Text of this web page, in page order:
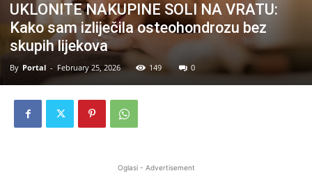
UKLONITE NAKUPINE SOLI NA VRATU:
Kako sam izliječila osteohondrozu bez
skupih lijekova
By Portal - February 25, 2026 149 0
Oglasi - Advertisement